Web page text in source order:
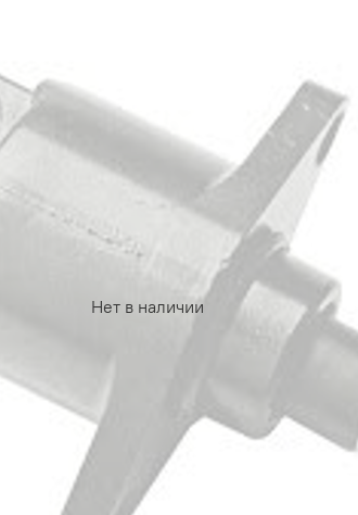
Нет в наличии